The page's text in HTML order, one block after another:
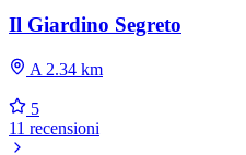
Il Giardino Segreto
A 2.34 km
5
11 recensioni